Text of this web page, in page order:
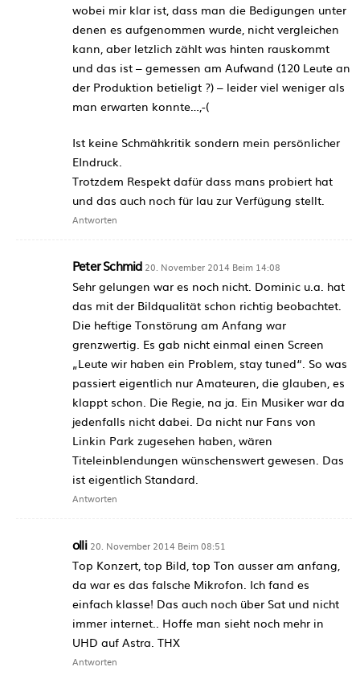
wobei mir klar ist, dass man die Bedigungen unter
denen es aufgenommen wurde, nicht vergleichen
kann, aber letzlich zählt was hinten rauskommt
und das ist – gemessen am Aufwand (120 Leute an
der Produktion betieligt ?) – leider viel weniger als
man erwarten konnte…,-(
Ist keine Schmähkritik sondern mein persönlicher
EIndruck.
Trotzdem Respekt dafür dass mans probiert hat
und das auch noch für lau zur Verfügung stellt.
Antworten
Peter Schmid 20. November 2014 Beim 14:08
Sehr gelungen war es noch nicht. Dominic u.a. hat
das mit der Bildqualität schon richtig beobachtet.
Die heftige Tonstörung am Anfang war
grenzwertig. Es gab nicht einmal einen Screen
„Leute wir haben ein Problem, stay tuned“. So was
passiert eigentlich nur Amateuren, die glauben, es
klappt schon. Die Regie, na ja. Ein Musiker war da
jedenfalls nicht dabei. Da nicht nur Fans von
Linkin Park zugesehen haben, wären
Titeleinblendungen wünschenswert gewesen. Das
ist eigentlich Standard.
Antworten
olli 20. November 2014 Beim 08:51
Top Konzert, top Bild, top Ton ausser am anfang,
da war es das falsche Mikrofon. Ich fand es
einfach klasse! Das auch noch über Sat und nicht
immer internet.. Hoffe man sieht noch mehr in
UHD auf Astra. THX
Antworten